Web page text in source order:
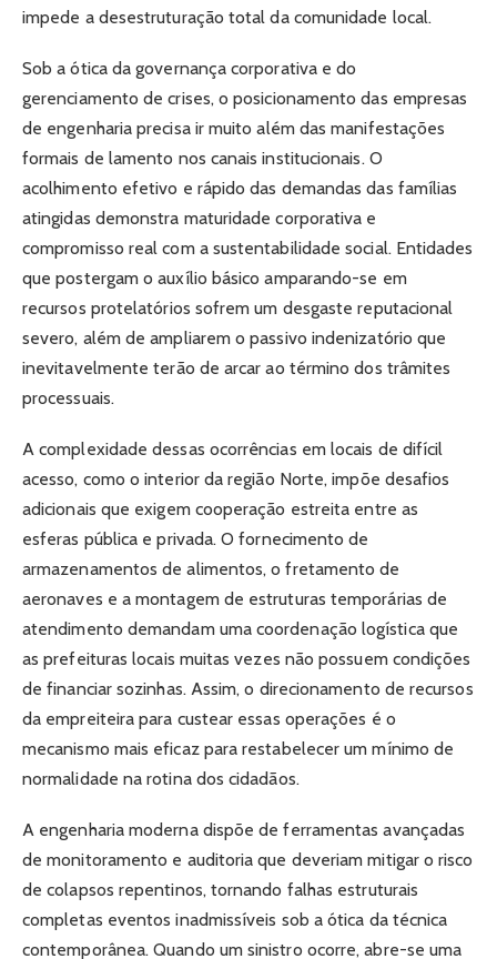
impede a desestruturação total da comunidade local.
Sob a ótica da governança corporativa e do
gerenciamento de crises, o posicionamento das empresas
de engenharia precisa ir muito além das manifestações
formais de lamento nos canais institucionais. O
acolhimento efetivo e rápido das demandas das famílias
atingidas demonstra maturidade corporativa e
compromisso real com a sustentabilidade social. Entidades
que postergam o auxílio básico amparando-se em
recursos protelatórios sofrem um desgaste reputacional
severo, além de ampliarem o passivo indenizatório que
inevitavelmente terão de arcar ao término dos trâmites
processuais.
A complexidade dessas ocorrências em locais de difícil
acesso, como o interior da região Norte, impõe desafios
adicionais que exigem cooperação estreita entre as
esferas pública e privada. O fornecimento de
armazenamentos de alimentos, o fretamento de
aeronaves e a montagem de estruturas temporárias de
atendimento demandam uma coordenação logística que
as prefeituras locais muitas vezes não possuem condições
de financiar sozinhas. Assim, o direcionamento de recursos
da empreiteira para custear essas operações é o
mecanismo mais eficaz para restabelecer um mínimo de
normalidade na rotina dos cidadãos.
A engenharia moderna dispõe de ferramentas avançadas
de monitoramento e auditoria que deveriam mitigar o risco
de colapsos repentinos, tornando falhas estruturais
completas eventos inadmissíveis sob a ótica da técnica
contemporânea. Quando um sinistro ocorre, abre-se uma